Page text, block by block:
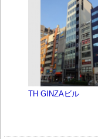
TH GINZAビル